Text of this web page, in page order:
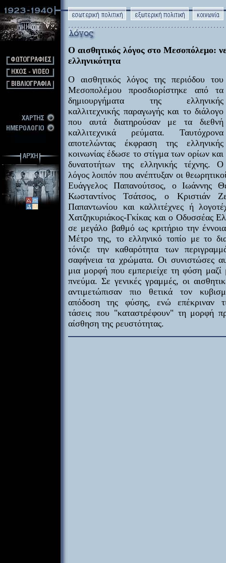
Ο αισθητικός λόγος στο Μεσοπόλεμο:
ελληνικότητα
Ο αισθητικός λόγος της περιόδου του
Μεσοπολέμου προσδιορίστηκε από τα
δημιουργήματα της ελληνικής
καλλιτεχνικής παραγωγής και το διάλογο
που αυτά διατηρούσαν με τα διεθνή
καλλιτεχνικά ρεύματα. Ταυτόχρονα
αποτελώντας έκφραση της ελληνικής
κοινωνίας έδωσε το στίγμα των ορίων και
δυνατοτήτων της ελληνικής τέχνης. Ο
λόγος λοιπόν που ανέπτυξαν οι
Ευάγγελος Παπανούτσος, ο Ιωάννης
Κωσταντίνος Τσάτσος, ο Κριστιάν
Παπαντωνίου και καλλιτέχνες ή
Χατζηκυριάκος-Γκίκας και ο Οδυσσέας
σε μεγάλο βαθμό ως κριτήριο την
Μέτρο της, το ελληνικό τοπίο με το
τόνιζε την καθαρότητα των
σαφήνεια τα χρώματα. Οι συνιστώσες
μια μορφή που εμπεριείχε τη φύση μαζί
πνεύμα. Σε γενικές γραμμές, οι
αντιμετώπισαν πιο θετικά τον
απόδοση της φύσης, ενώ επέκριναν
τάσεις που "καταστρέφουν" τη μορφή
αίσθηση της ρευστότητας.